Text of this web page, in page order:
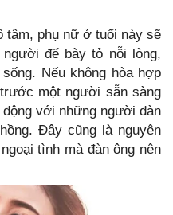
tâm, phụ nữ ở tuổi này sẽ
để bày tỏ nỗi lòng,
Nếu không hòa hợp
một người sẵn sàng
với những người đàn
Đây cũng là nguyên
tình mà đàn ông nên